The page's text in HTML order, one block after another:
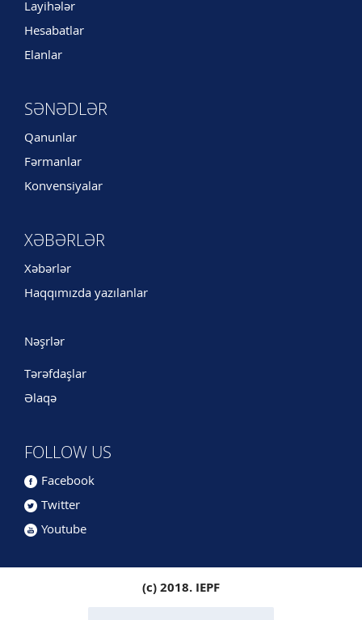
Layihələr
Hesabatlar
Elanlar
SƏNƏDLƏR
Qanunlar
Fərmanlar
Konvensiyalar
XƏBƏRLƏR
Xəbərlər
Haqqımızda yazılanlar
Nəşrlər
Tərəfdaşlar
Əlaqə
FOLLOW US
Facebook
Twitter
Youtube
(c) 2018. IEPF